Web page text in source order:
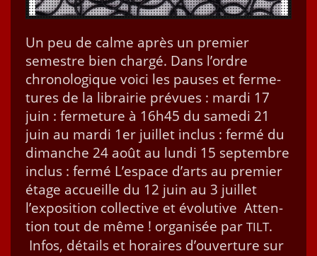
Un peu de calme après un pre­mier
semes­tre bien chargé. Dans l’ordre
chronologique voici les paus­es et fer­me­
tures de la librairie prévues : mar­di 17
juin : fer­me­ture à 16h45 du same­di 21
juin au mar­di 1er juil­let inclus : fer­mé du
dimanche 24 août au lun­di 15 sep­tem­bre
inclus : fer­mé L’espace d’arts au pre­mier
étage accueille du 12 juin au 3 juil­let
l’exposition col­lec­tive et évo­lu­tive Atten­
tion tout de même ! organ­isée par TILT.
Infos, détails et horaires d’ouverture sur